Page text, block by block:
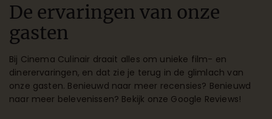
De ervaringen van onze
gasten
Bij Cinema Culinair draait alles om unieke film- en
dinerervaringen, en dat zie je terug in de glimlach van
onze gasten. Benieuwd naar meer recensies? Benieuwd
naar meer belevenissen? Bekijk onze Google Reviews!